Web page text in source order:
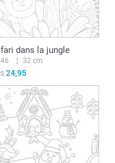
dans la jungle
46 32 cm
24,95